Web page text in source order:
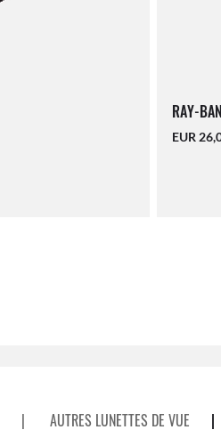
RAY-
EUR
| AUTRES LUNETTES DE VUE |